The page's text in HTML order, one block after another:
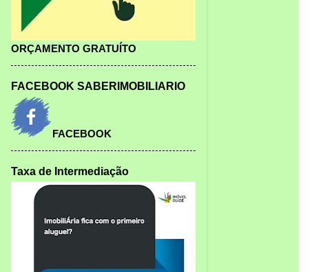
ORÇAMENTO GRATUÍTO
FACEBOOK SABERIMOBILIARIO
FACEBOOK
Taxa de Intermediação